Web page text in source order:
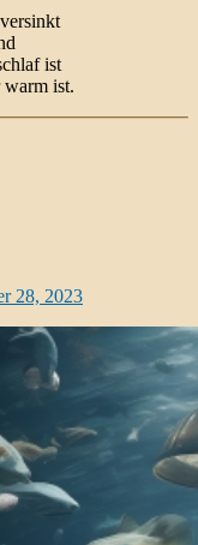
ist
ist.
28, 2023